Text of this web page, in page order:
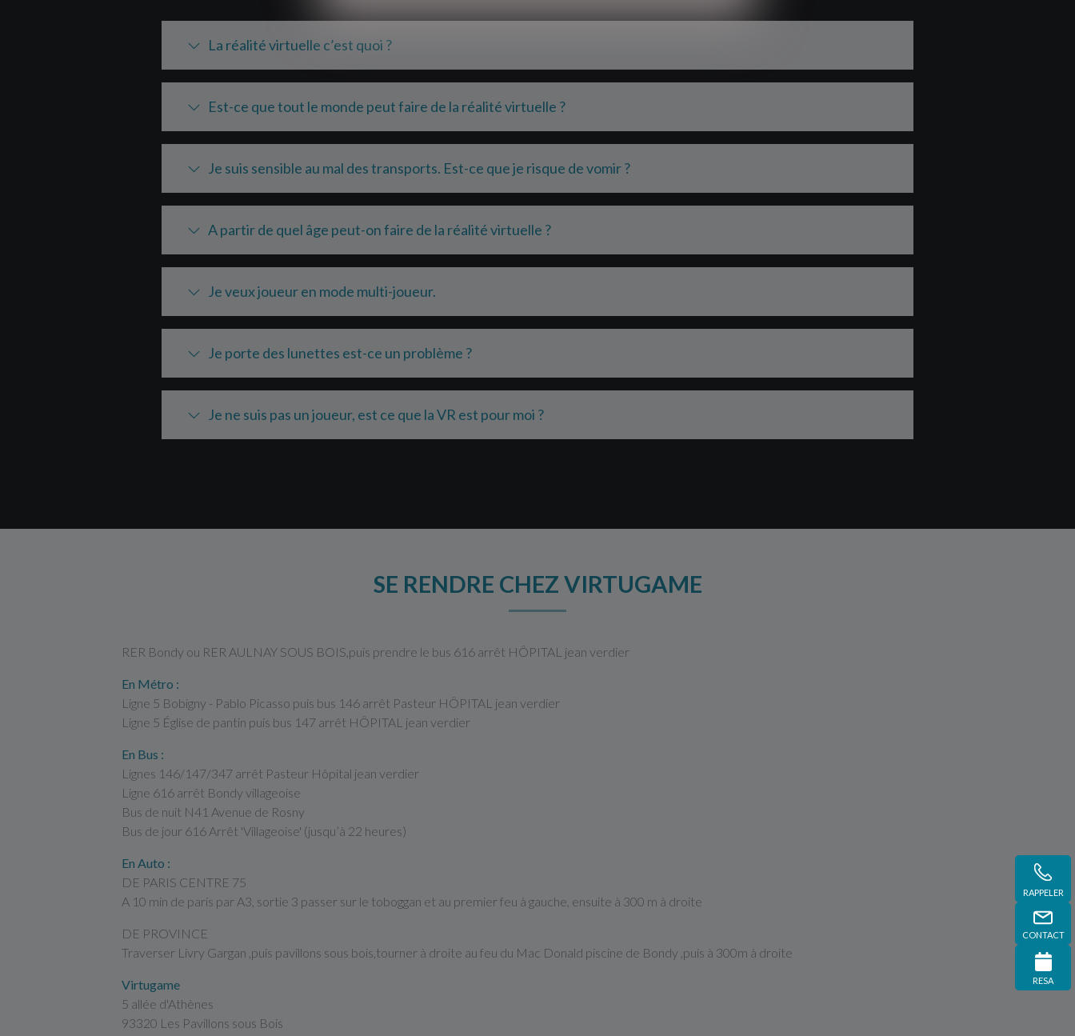
RAPPELER
CONTACT
RESA
La réalité virtuelle c’est quoi ?
Est-ce que tout le monde peut faire de la réalité virtuelle ?
Je suis sensible au mal des transports. Est-ce que je risque de vomir ?
A partir de quel âge peut-on faire de la réalité virtuelle ?
Je veux joueur en mode multi-joueur.
Je porte des lunettes est-ce un problème ?
Je ne suis pas un joueur, est ce que la VR est pour moi ?
SE RENDRE CHEZ VIRTUGAME
RER Bondy ou RER AULNAY SOUS BOIS,puis prendre le bus 616 arrêt HÔPITAL jean verdier
En Métro :
Ligne 5 Bobigny - Pablo Picasso puis bus 146 arrêt Pasteur HÔPITAL jean verdier
Ligne 5 Église de pantin puis bus 147 arrêt HÔPITAL jean verdier
En Bus :
Lignes 146/147/347 arrêt Pasteur Hôpital jean verdier
Ligne 616 arrêt Bondy villageoise
Bus de nuit N41 Avenue de Rosny
Bus de jour 616 Arrêt 'Villageoise' (jusqu’à 22 heures)
En Auto :
DE PARIS CENTRE 75
A 10 min de paris par A3, sortie 3 passer sur le toboggan et au premier feu à gauche, ensuite à 300 m à droite
DE PROVINCE
Traverser Livry Gargan ,puis pavillons sous bois,tourner à droite au feu du Mac Donald piscine de Bondy ,puis à 300m à droite
Virtugame
5 allée d'Athènes
93320 Les Pavillons sous Bois